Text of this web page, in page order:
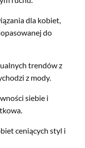
dla kobiet,
do
trendów z
z mody.
siebie i
ceniących styl i